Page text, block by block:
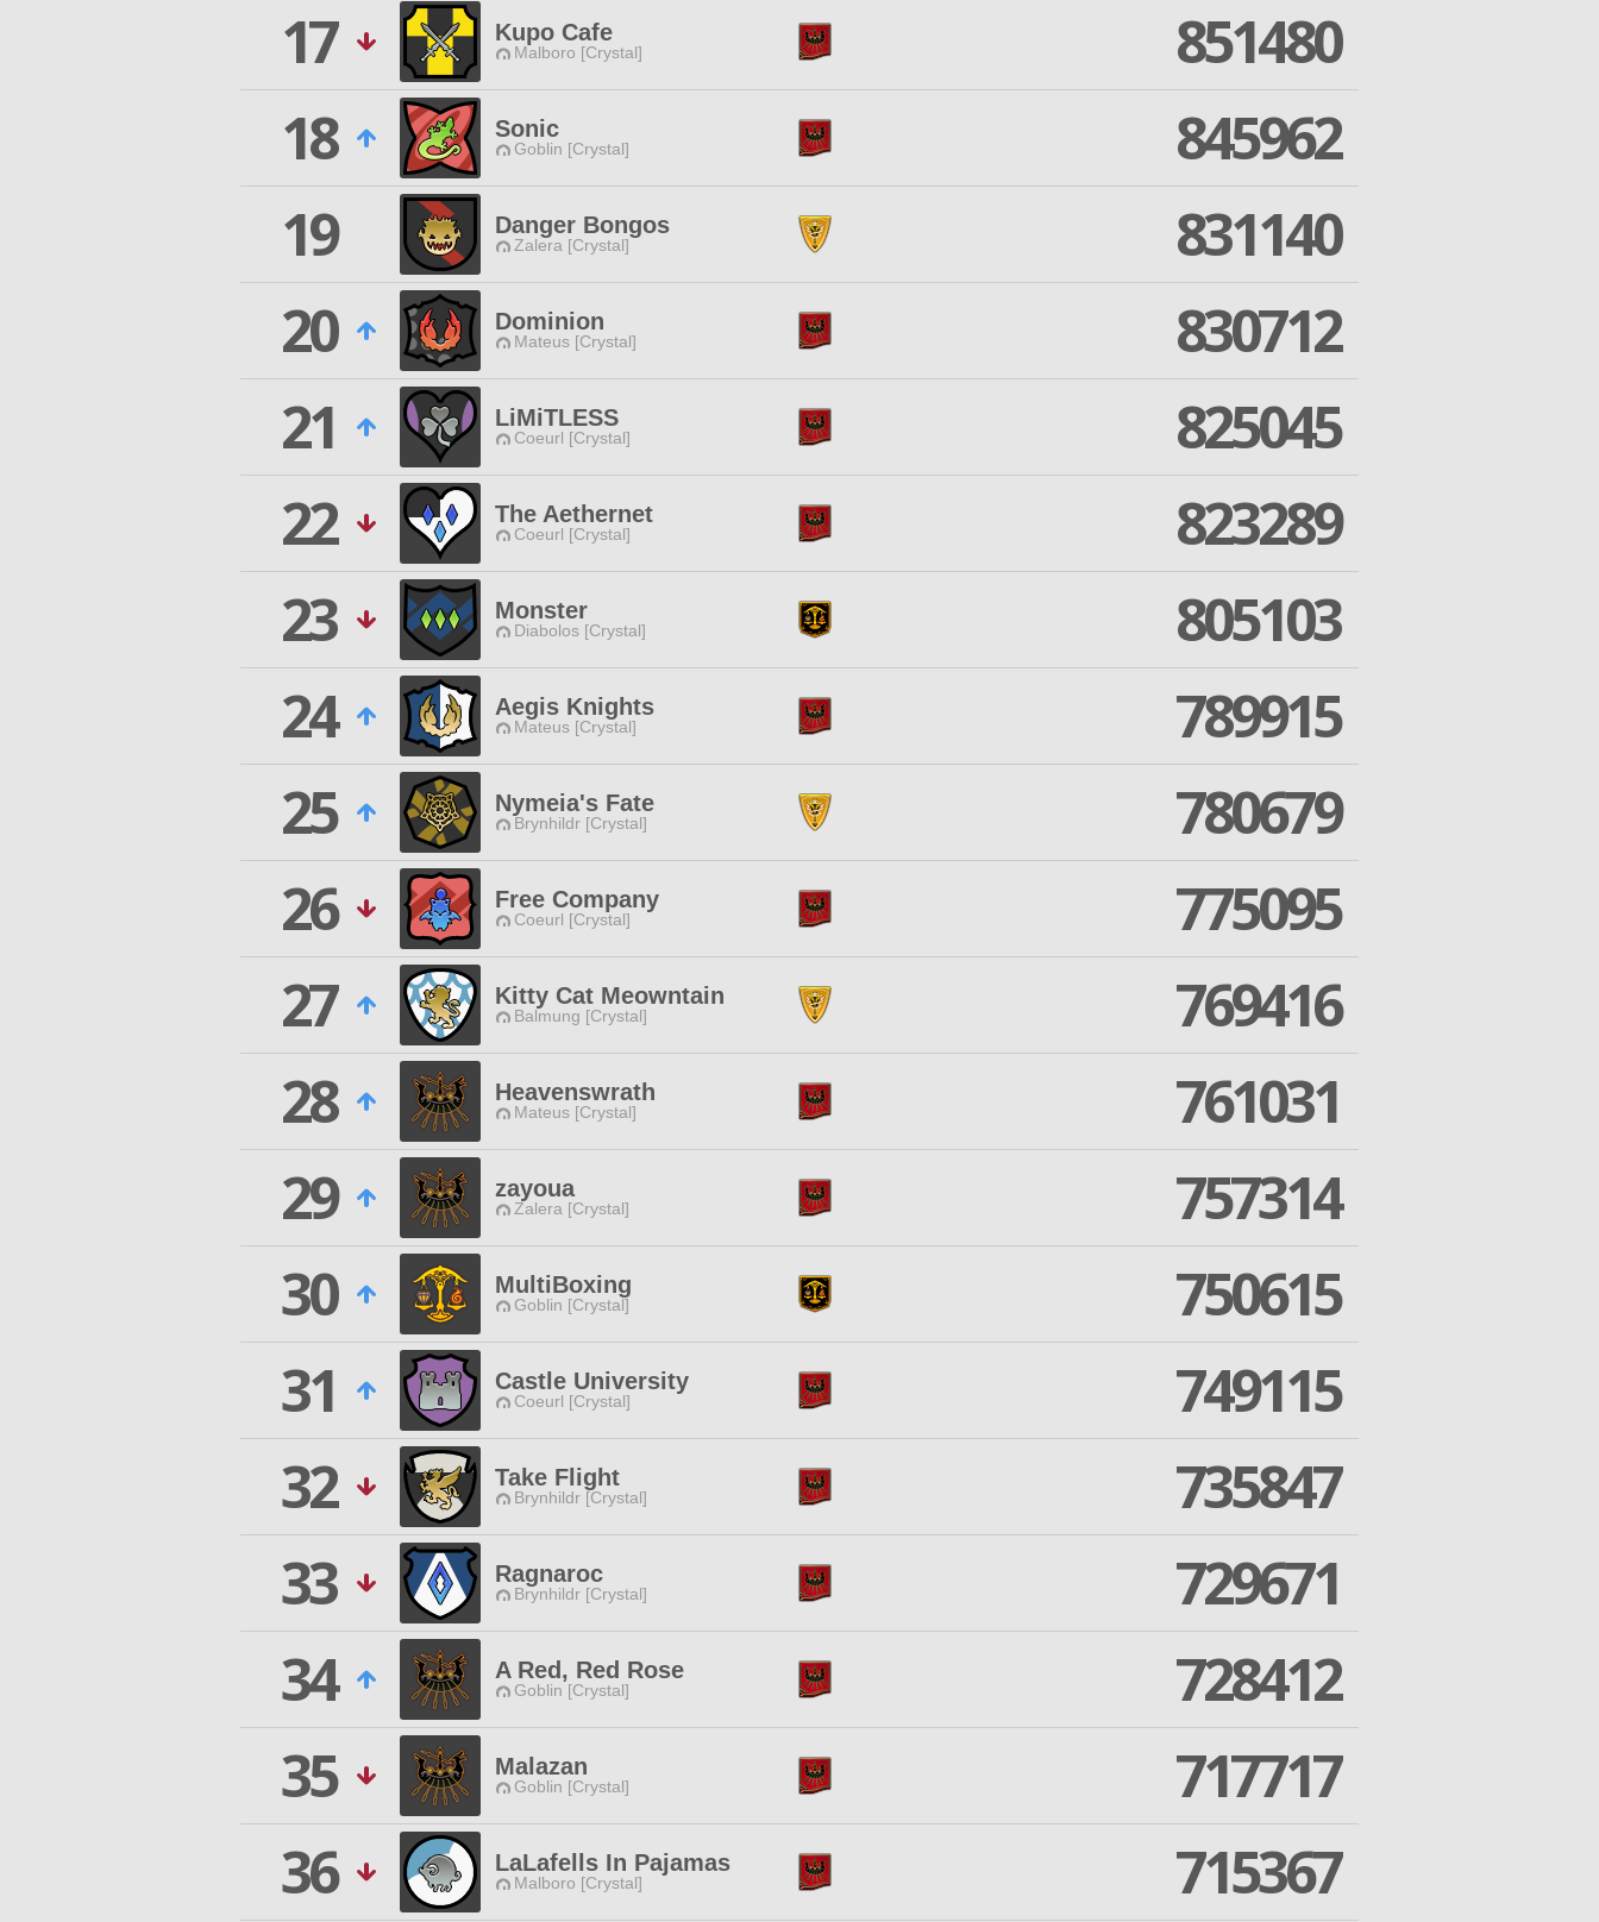
17
Kupo Cafe
Malboro [Crystal]
851480
18
Sonic
Goblin [Crystal]
845962
19
Danger Bongos
Zalera [Crystal]
831140
20
Dominion
Mateus [Crystal]
830712
21
LiMiTLESS
Coeurl [Crystal]
825045
22
The Aethernet
Coeurl [Crystal]
823289
23
Monster
Diabolos [Crystal]
805103
24
Aegis Knights
Mateus [Crystal]
789915
25
Nymeia's Fate
Brynhildr [Crystal]
780679
26
Free Company
Coeurl [Crystal]
775095
27
Kitty Cat Meowntain
Balmung [Crystal]
769416
28
Heavenswrath
Mateus [Crystal]
761031
29
zayoua
Zalera [Crystal]
757314
30
MultiBoxing
Goblin [Crystal]
750615
31
Castle University
Coeurl [Crystal]
749115
32
Take Flight
Brynhildr [Crystal]
735847
33
Ragnaroc
Brynhildr [Crystal]
729671
34
A Red, Red Rose
Goblin [Crystal]
728412
35
Malazan
Goblin [Crystal]
717717
36
LaLafells In Pajamas
Malboro [Crystal] 715367